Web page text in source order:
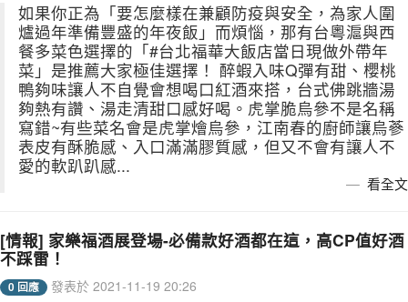
如果你正為「要怎麼樣在兼顧防疫與安全，為家人圍
爐過年準備豐盛的年夜飯」而煩惱，那有台粵滬與西
餐多菜色選擇的「#台北福華大飯店當日現做外帶年
菜」是推薦大家極佳選擇！ 醉蝦入味Q彈有甜、櫻桃
鴨夠味讓人不自覺會想喝口紅酒來搭，台式佛跳牆湯
夠熱有讚、湯走清甜口感好喝。虎掌脆烏參不是名稱
寫錯~有些菜名會是虎掌燴烏參，江南春的廚師讓烏蔘
表皮有酥脆感、入口滿滿膠質感，但又不會有讓人不
愛的軟趴趴感...
看全文
[情報] 家樂福酒展登場-必備款好酒都在這，高CP值好酒
不踩雷！
0 回應 發表於 2021-11-19 20:26